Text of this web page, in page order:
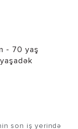
- 70 yaş
son iş yerində